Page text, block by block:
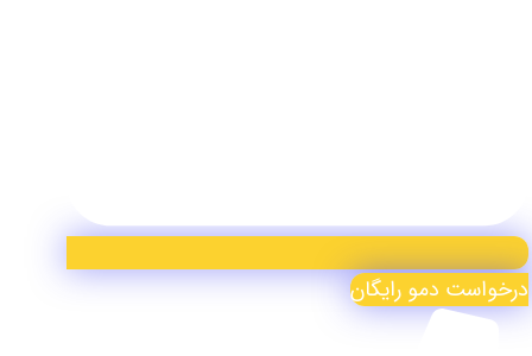
درخواست دمو رایگان